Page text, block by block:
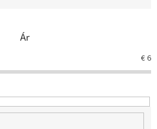
Ár
€6